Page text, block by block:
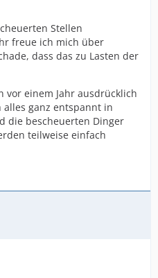
Stellen
freue ich mich über
dass das zu Lasten der
vor einem Jahr ausdrücklich
alles ganz entspannt in
die bescheuerten Dinger
teilweise einfach